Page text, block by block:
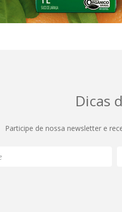
Dicas
Participe de nossa newsletter e